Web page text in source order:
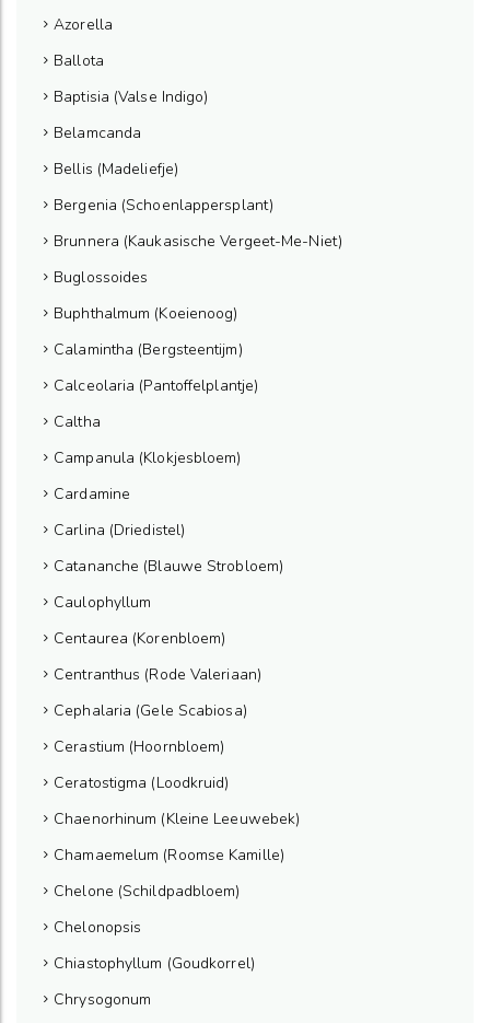
Azorella
Ballota
Baptisia (Valse Indigo)
Belamcanda
Bellis (Madeliefje)
Bergenia (Schoenlappersplant)
Brunnera (Kaukasische Vergeet-Me-Niet)
Buglossoides
Buphthalmum (Koeienoog)
Calamintha (Bergsteentijm)
Calceolaria (Pantoffelplantje)
Caltha
Campanula (Klokjesbloem)
Cardamine
Carlina (Driedistel)
Catananche (Blauwe Strobloem)
Caulophyllum
Centaurea (Korenbloem)
Centranthus (Rode Valeriaan)
Cephalaria (Gele Scabiosa)
Cerastium (Hoornbloem)
Ceratostigma (Loodkruid)
Chaenorhinum (Kleine Leeuwebek)
Chamaemelum (Roomse Kamille)
Chelone (Schildpadbloem)
Chelonopsis
Chiastophyllum (Goudkorrel)
Chrysogonum